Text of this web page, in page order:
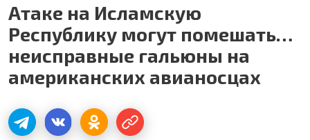
Атаке на Исламскую
Республику могут помешать…
неисправные гальюны на
американских авианосцах